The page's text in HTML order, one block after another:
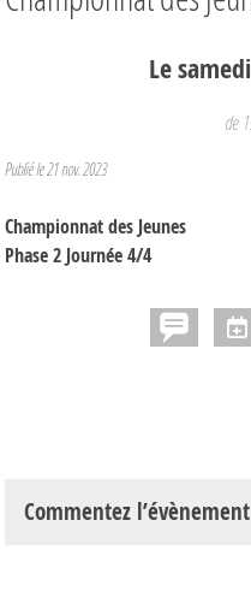
Lesamedi
de
Publié le21 nov. 2023
Championnat des Jeunes
Phase 2 Journée 4/4
Commentez l’évènement